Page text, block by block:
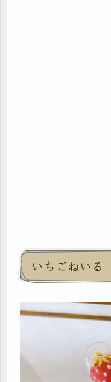
いちごねいる